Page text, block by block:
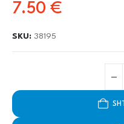
7.50€
SKU: 38195